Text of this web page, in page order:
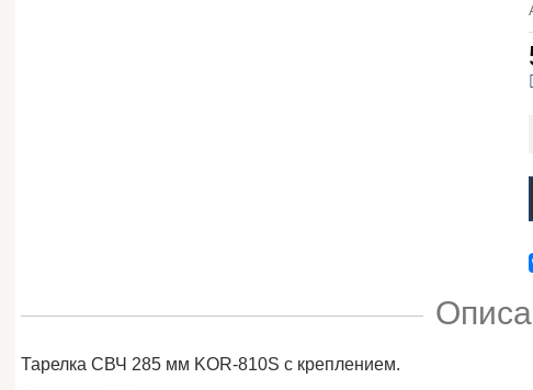
Тарелка СВЧ 285 мм KOR-810S с креплением.